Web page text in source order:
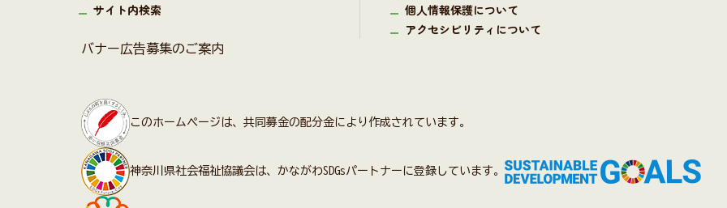
サイト内検索
個人情報保護について
アクセシビリティについて
バナー広告募集のご案内
このホームページは、共同募金の配分金により作成されています。
神奈川県社会福祉協議会は、かながわSDGsパートナーに登録しています。